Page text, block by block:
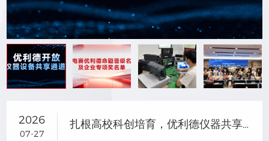
2026
07-27
扎根高校科创培育，优利德仪器共享助力研电赛成果转化